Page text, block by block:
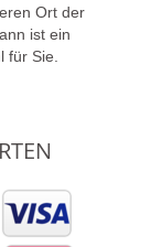
Ort der
ist ein
für Sie.